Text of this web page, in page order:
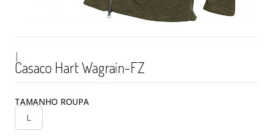
|
Casaco Hart Wagrain-FZ
TAMANHO ROUPA
L